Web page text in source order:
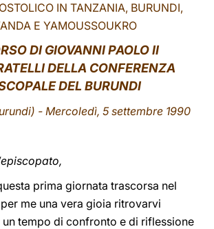
中文
LATINE
IN TANZANIA, BURUNDI,
E YAMOUSSOUKRO
DI GIOVANNI PAOLO II
DELLA CONFERENZA
DEL BURUNDI
- Mercoledì, 5 settembre 1990
prima giornata trascorsa nel
me una vera gioia ritrovarvi
un tempo di confronto e di riflessione